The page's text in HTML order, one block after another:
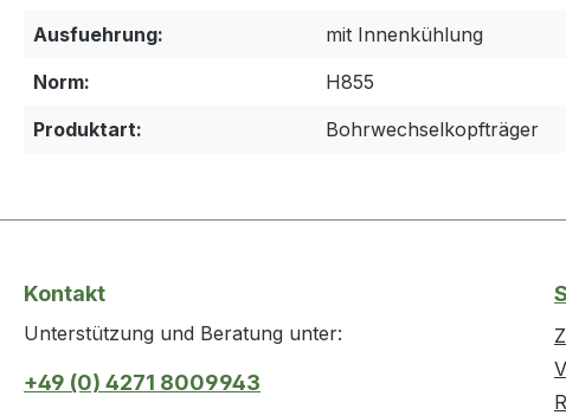
Ausfuehrung:
mit Innenkühlung
Norm:
H855
Produktart:
Bohrwechselkopfträger
Kontakt
Unterstützung und Beratung unter:
+49 (0) 4271 8009943